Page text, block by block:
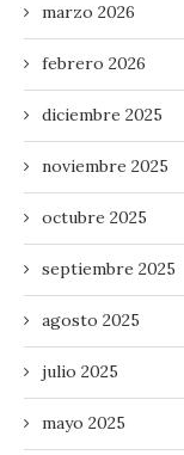
marzo 2026
febrero 2026
diciembre 2025
noviembre 2025
octubre 2025
septiembre 2025
agosto 2025
julio 2025
mayo 2025